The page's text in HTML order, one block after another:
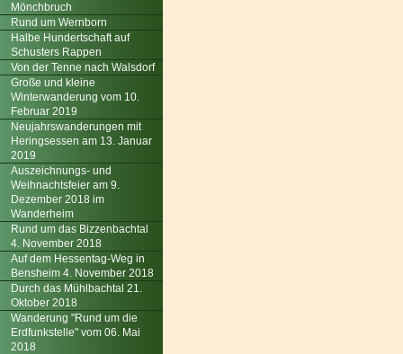
Mönchbruch
Rund um Wernborn
Halbe Hundertschaft auf
Schusters Rappen
Von der Tenne nach Walsdorf
Große und kleine
Winterwanderung vom 10.
Februar 2019
Neujahrswanderungen mit
Heringsessen am 13. Januar
2019
Auszeichnungs- und
Weihnachtsfeier am 9.
Dezember 2018 im
Wanderheim
Rund um das Bizzenbachtal
4. November 2018
Auf dem Hessentag-Weg in
Bensheim 4. November 2018
Durch das Mühlbachtal 21.
Oktober 2018
Wanderung "Rund um die
Erdfunkstelle" vom 06. Mai
2018